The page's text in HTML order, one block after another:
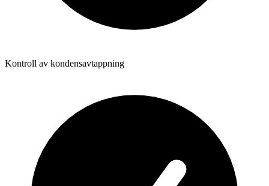
Kontroll av kondensavtappning